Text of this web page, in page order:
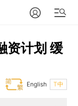
资计划 缓
T中
English